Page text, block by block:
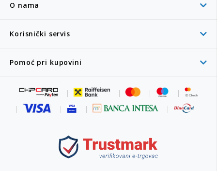
O nama
Korisnički servis
Pomoć pri kupovini